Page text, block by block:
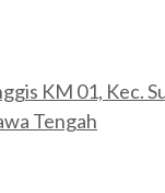
KM 01, Kec.
Tengah